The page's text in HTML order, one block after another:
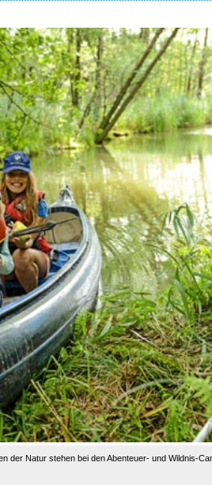
der Natur stehen bei den Abenteuer- und Wildnis-